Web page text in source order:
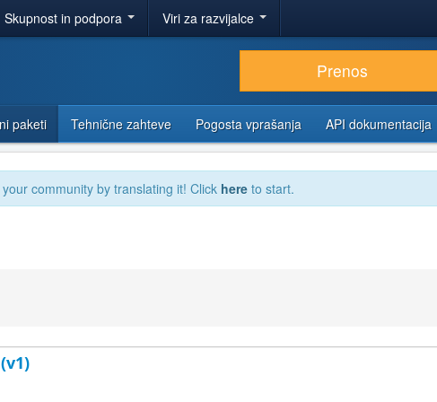
Skupnost in podpora Viri za razvijalce
Prenos
paketi Tehnične zahteve Pogosta vprašanja API dokumentacija
community by translating it! Click here to start.